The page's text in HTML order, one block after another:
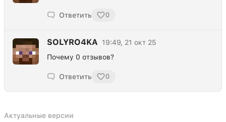
Ответить 0
SOLYRO4KA
19:49, 21 окт 25
Почему 0 отзывов?
Ответить 0
Актуальные версии